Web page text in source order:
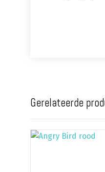
Gerelateerde